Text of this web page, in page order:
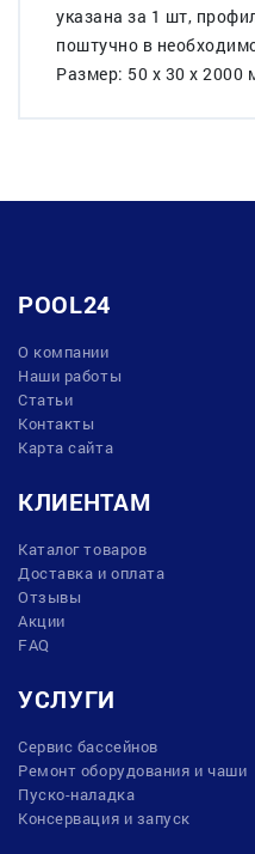
указана за 1 шт,
поштучно в
Размер: 50 х 30 х
POOL24
О компании
Наши работы
Статьи
Контакты
Карта сайта
КЛИЕНТАМ
Каталог товаров
Доставка и оплата
Отзывы
Акции
FAQ
УСЛУГИ
Сервис бассейнов
Ремонт оборудования и чаши
Пуско-наладка
Консервация и запуск